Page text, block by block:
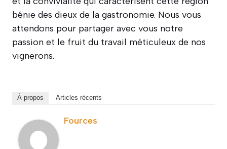
bénie des dieux de la gastronomie. Nous vous
attendons pour partager avec vous notre
passion et le fruit du travail méticuleux de nos
vignerons.
À propos Articles récents
Fources